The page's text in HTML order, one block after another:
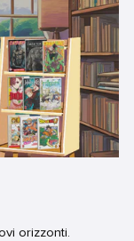
orizzonti.